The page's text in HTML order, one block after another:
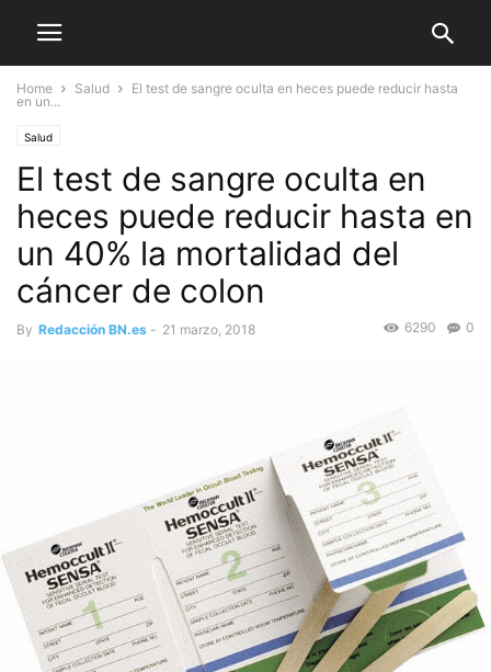
Home Salud
El test de sangre oculta en heces puede reducir hasta
en un...
Salud
El test de sangre oculta en
heces puede reducir hasta en
un 40% la mortalidad del
cáncer de colon
By Redacción BN.es - 21 marzo, 2018 0
6290